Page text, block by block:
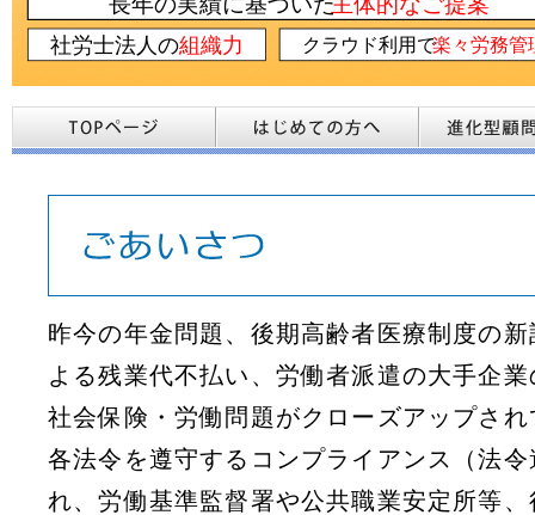
昨今の年金問題、後期高齢者医療制度の
よる残業代不払い、労働者派遣の大手企
社会保険・労働問題がクローズアップさ
各法令を遵守するコンプライアンス（法
れ、労働基準監督署や公共職業安定所等